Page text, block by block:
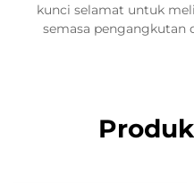
kunci selamat untuk
semasa pengangkutan